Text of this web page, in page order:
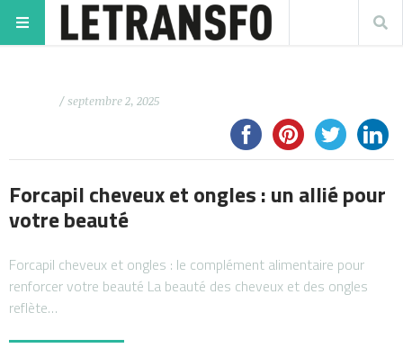
/ septembre 2, 2025
Forcapil cheveux et ongles : un allié pour
votre beauté
Forcapil cheveux et ongles : le complément alimentaire pour
renforcer votre beauté La beauté des cheveux et des ongles
reflète…